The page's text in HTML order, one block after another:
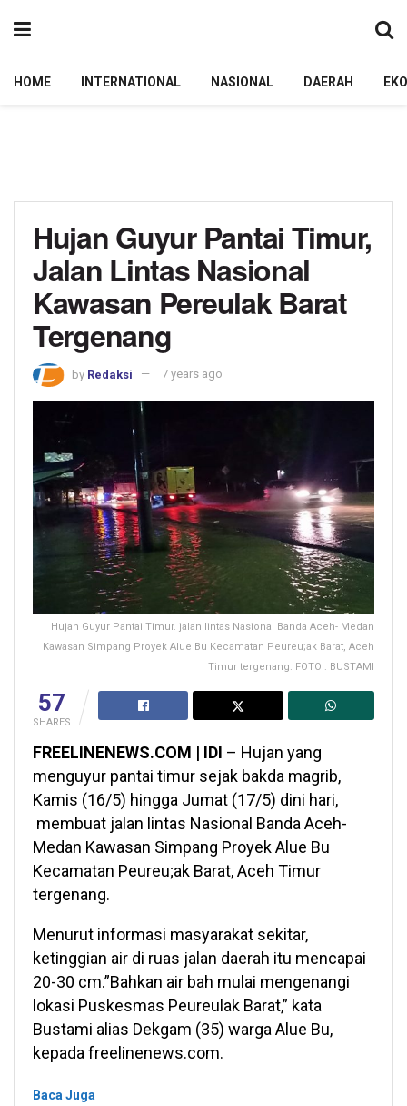
HOME INTERNATIONAL NASIONAL DAERAH
Hujan Guyur Pantai Timur,
Jalan Lintas Nasional
Kawasan Pereulak Barat
Tergenang
by Redaksi 7 years ago
Hujan Guyur Pantai Timur. jalan lintas Nasional Banda Aceh- Medan
Kawasan Simpang Proyek Alue Bu Kecamatan Peureu;ak Barat, Aceh
Timur tergenang. FOTO : BUSTAMI
57
SHARES
FREELINENEWS.COM | IDI – Hujan yang
menguyur pantai timur sejak bakda magrib,
Kamis (16/5) hingga Jumat (17/5) dini hari,
membuat jalan lintas Nasional Banda Aceh-
Medan Kawasan Simpang Proyek Alue Bu
Kecamatan Peureu;ak Barat, Aceh Timur
tergenang.
Menurut informasi masyarakat sekitar,
ketinggian air di ruas jalan daerah itu mencapai
20-30 cm.”Bahkan air bah mulai mengenangi
lokasi Puskesmas Peureulak Barat,” kata
Bustami alias Dekgam (35) warga Alue Bu,
kepada freelinenews.com.
Baca Juga